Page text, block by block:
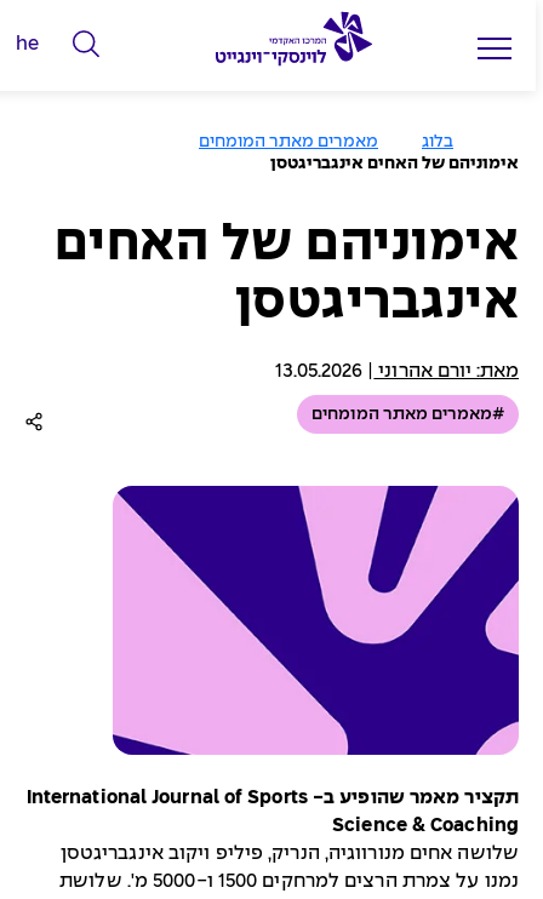
ל
he
ת
בלוג
מאמרים מאתר המומחים
אימוניהם של האחים אינגבריגטסן
אימוניהם של האחים
אינגבריגטסן
מאת: יורם אהרוני|
13.05.2026
#מאמרים מאתר המומחים
תקציר מאמר שהופיע ב- International Journal of Sports
Science & Coaching
שלושה אחים מנורווגיה, הנריק, פיליפ ויקוב אינגבריגטסן
נמנו על צמרת הרצים למרחקים 1500 ו-5000 מ'. שלושת